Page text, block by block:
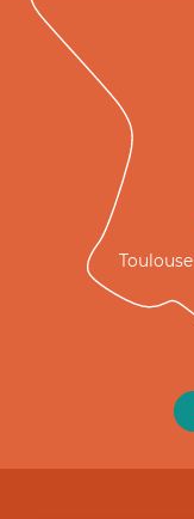
Toulouse